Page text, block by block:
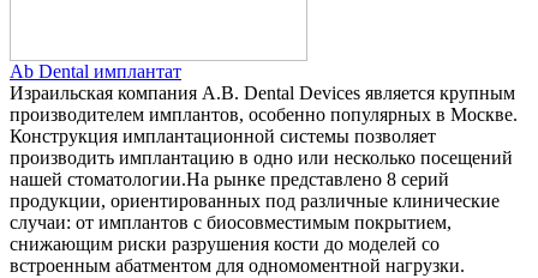
Ab Dental имплантат
Израильская компания А.В. Dental Devices является крупным
производителем имплантов, особенно популярных в Москве.
Конструкция имплантационной системы позволяет
производить имплантацию в одно или несколько посещений
нашей стоматологии.На рынке представлено 8 серий
продукции, ориентированных под различные клинические
случаи: от имплантов с биосовместимым покрытием,
снижающим риски разрушения кости до моделей со
встроенным абатментом для одномоментной нагрузки.